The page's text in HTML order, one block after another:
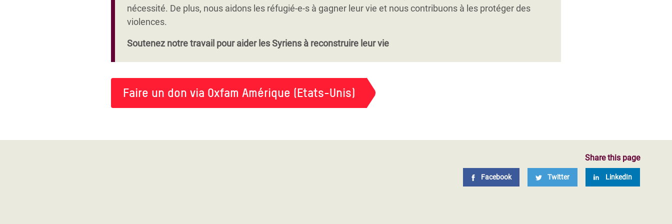
participation sociale et politique de groupes particulièrement défavorisés, notamment agricoles.
nécessité. De plus, nous aidons les réfugié-e-s à gagner leur vie et nous contribuons à les protéger des
violences.
Soutenez notre travail pour aider les Syriens à reconstruire leur vie
Faire un don via Oxfam Amérique (Etats-Unis)
Share this page
Facebook Twitter LinkedIn